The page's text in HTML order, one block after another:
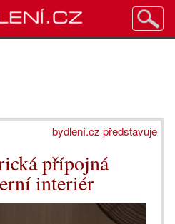
bydlení.cz představuje
přípojná
interiér